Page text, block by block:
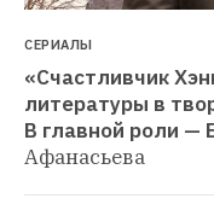
СЕРИАЛЫ
«Счастливчик
литературы в
В главной роли —
Афанасьева